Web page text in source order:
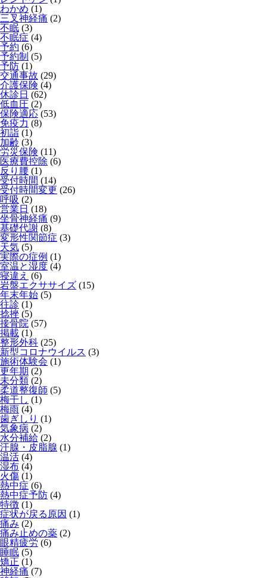
わかめ (1)
三叉神経痛 (2)
不眠 (3)
不眠症 (4)
予約 (6)
予約制 (5)
予防 (1)
交通事故 (29)
介護保険 (4)
休診日 (62)
低血圧 (2)
保険適応 (53)
免疫力 (8)
初詣 (1)
加齢 (3)
労災保険 (11)
医療費控除 (6)
反り腰 (1)
受付時間 (14)
受付時間変更 (26)
呼吸 (2)
営業日 (18)
坐骨神経痛 (9)
基礎代謝 (8)
変形性関節症 (3)
天気 (5)
実際の症例 (1)
室温と湿度 (4)
寝違え (6)
岩盤エクササイズ (15)
年末年始 (5)
往診 (1)
捻挫 (5)
接骨院 (57)
掲載 (1)
整形外科 (25)
新型コロナウイルス (3)
施術体験会 (1)
更年期 (2)
未分類 (2)
柔道整復師 (5)
梅干し (1)
梅雨 (4)
歯ぎしり (1)
気象病 (2)
水分補給 (2)
汗腺・皮脂腺 (1)
温活 (4)
湿布 (4)
火傷 (1)
熱中症 (6)
熱中症予防 (4)
特徴 (1)
症状が戻る原因 (1)
痛み (2)
痛み止めの薬 (2)
眼精疲労 (6)
睡眠 (5)
矯正 (1)
神経痛 (7)